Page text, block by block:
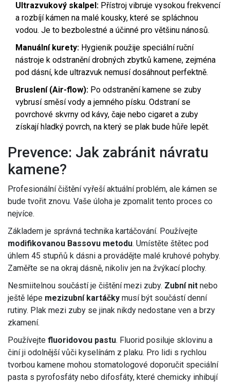
Ultrazvukový skalpel: Přístroj vibruje vysokou frekvencí
a rozbíjí kámen na malé kousky, které se spláchnou
vodou. Je to bezbolestné a účinné pro většinu nánosů.
Manuální kurety: Hygienik použije speciální ruční
nástroje k odstranění drobných zbytků kamene, zejména
pod dásní, kde ultrazvuk nemusí dosáhnout perfektně.
Bruslení (Air-flow): Po odstranění kamene se zuby
vybrusí směsí vody a jemného písku. Odstraní se
povrchové skvrny od kávy, čaje nebo cigaret a zuby
získají hladký povrch, na který se plak bude hůře lepět.
Prevence: Jak zabránit návratu
kamene?
Profesionální čištění vyřeší aktuální problém, ale kámen se
bude tvořit znovu. Vaše úloha je zpomalit tento proces co
nejvíce.
Základem je správná technika kartáčování. Používejte
modifikovanou Bassovu metodu. Umístěte štětec pod
úhlem 45 stupňů k dásni a provádějte malé kruhové pohyby.
Zaměřte se na okraj dásně, nikoliv jen na žvýkací plochy.
Nesmiitelnou součástí je čištění mezi zuby. Zubní nit nebo
ještě lépe mezizubní kartáčky musí být součástí denní
rutiny. Plak mezi zuby se jinak nikdy nedostane ven a brzy
zkamení.
Používejte fluoridovou pastu. Fluorid posiluje sklovinu a
činí ji odolnější vůči kyselínám z plaku. Pro lidi s rychlou
tvorbou kamene mohou stomatologové doporučit speciální
pasta s pyrofosfáty nebo difosfáty, které chemicky inhibují